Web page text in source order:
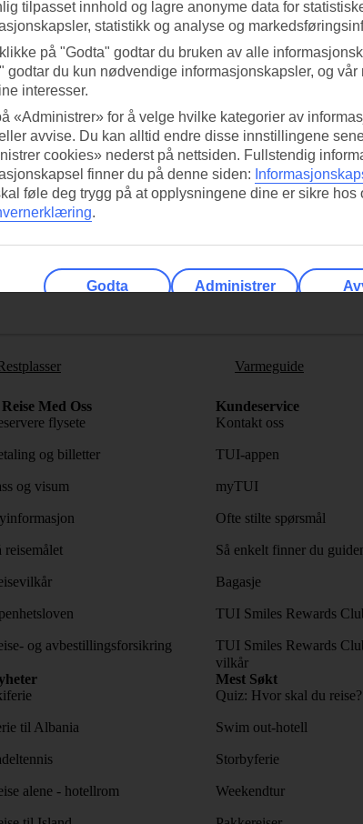
ned TUI-appen i dag!
Skann QR-koden med
Varmeguide
Med Oss
flysete
og billetter
og visum
reisemålet
og avbestillingsforsikring
Kundeservice
Kontakt oss
TUI-appen
myTUI
Ofte stilte spørsmål
Så enkelt finner du
Bagasje
TUI Smiles Rewards
TUI Smiles Rewards
vilkår
til Albania
alene - hotellrom
Mest Søkt
Quiz: Hvor skal du reise?
Swim out-hotell
Storbyferie
Weekendtur
tilpasset innhold og lagre anonyme data for
statistikk og analyse og
på "Godta" godtar du bruken av alle
godtar du kun nødvendige informasjonskapsler, og
interesser.
«Administrer» for å velge hvilke kategorier av
avvise. Du kan alltid endre disse innstillingene
cookies» nederst på nettsiden. Fullstendig
finner du på denne siden:
føle deg trygg på at opplysningene dine er sikre hos
.
Godta Administrer